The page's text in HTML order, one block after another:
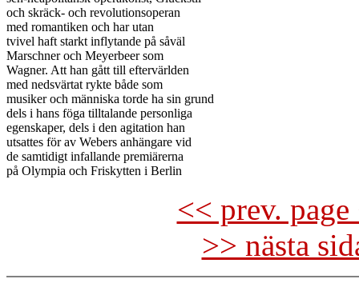
och skräck- och revolutionsoperan
med romantiken och har utan
tvivel haft starkt inflytande på såväl
Marschner och Meyerbeer som
Wagner. Att han gått till eftervärlden
med nedsvärtat rykte både som
musiker och människa torde ha sin grund
dels i hans föga tilltalande personliga
egenskaper, dels i den agitation han
utsattes för av Webers anhängare vid
de samtidigt infallande premiärerna
<< prev.
>> nästa